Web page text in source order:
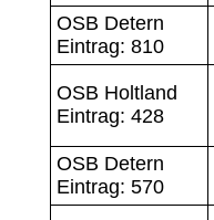
OSB Detern
Eintrag: 810
OSB Holtland
Eintrag: 428
OSB Detern
Eintrag: 570